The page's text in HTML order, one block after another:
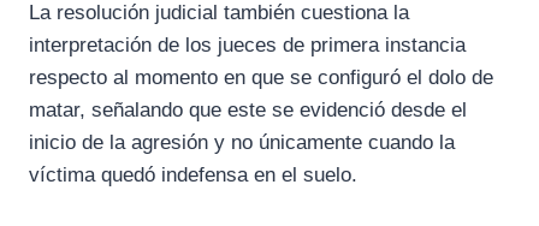
La resolución judicial también cuestiona la
interpretación de los jueces de primera instancia
respecto al momento en que se configuró el dolo de
matar, señalando que este se evidenció desde el
inicio de la agresión y no únicamente cuando la
víctima quedó indefensa en el suelo.